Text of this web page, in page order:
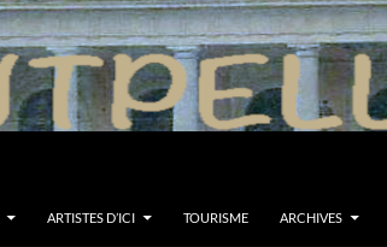
ARTISTES D’ICI TOURISME ARCHIVES